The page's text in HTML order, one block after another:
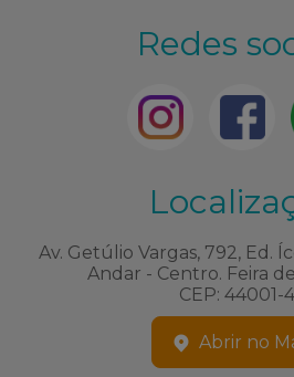
Redes
Av. Getúlio Vargas, 792, Ed.
Andar - Centro. Feira
CEP: 44001-
Abrir no